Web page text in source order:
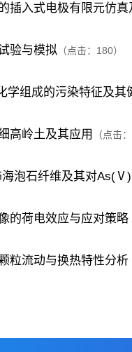
插入式电极有限元仿真
验与模拟 （点击： 180）
学组成的污染特征及其
高岭土及其应用 （点击：
海泡石纤维及其对
的荷电效应与应对策略
粒流动与换热特性分析